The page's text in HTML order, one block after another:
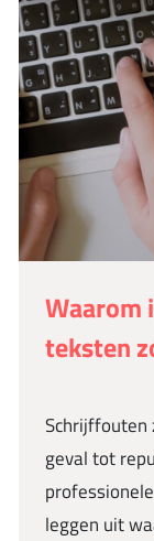
Waarom
teksten
Schrijffouten
geval tot
leggen uit